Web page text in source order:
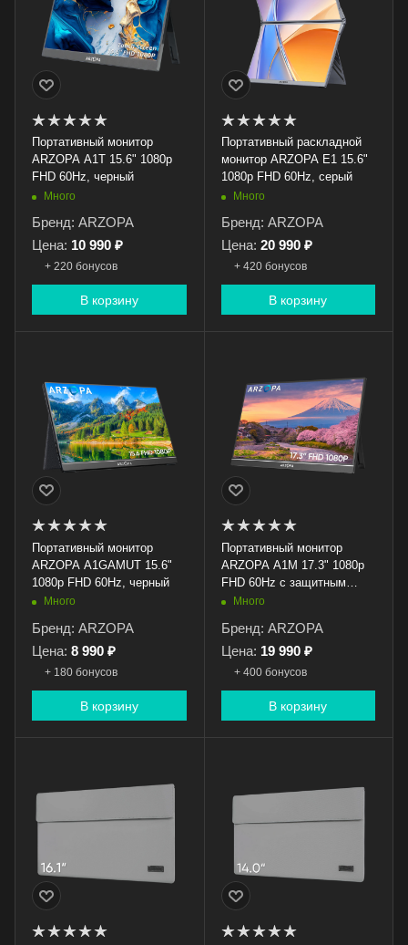
Портативный монитор
ARZOPA A1T 15.6" 1080p
FHD 60Hz, черный
Много
Бренд: ARZOPA
Цена: 10 990 ₽
+ 220 бонусов
В корзину
Портативный раскладной
монитор ARZOPA E1 15.6"
1080p FHD 60Hz, серый
Много
Бренд: ARZOPA
Цена: 20 990 ₽
+ 420 бонусов
В корзину
Портативный монитор
ARZOPA A1GAMUT 15.6"
1080p FHD 60Hz, черный
Много
Бренд: ARZOPA
Цена: 8 990 ₽
+ 180 бонусов
В корзину
Портативный монитор
ARZOPA A1M 17.3" 1080p
FHD 60Hz с защитным
чехлом
Много
Бренд: ARZOPA
Цена: 19 990 ₽
+ 400 бонусов
В корзину